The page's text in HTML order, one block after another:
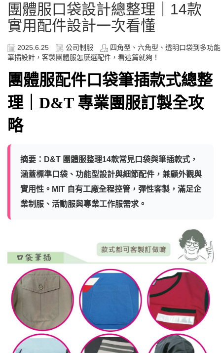
團體服口袋設計總整理｜14款
實用配件設計一次看懂
2025.6.25 公司制服
四角型、六角型、透明口袋到多功能
筆插設計，客製團體服怎麼選配件，看這篇就夠！
團體服配件口袋筆插款式總整
理｜D&T 專業團服訂製全攻
略
摘要 ：D&T 團體服整理14款常見口袋與筆插款式，
涵蓋標準口袋、功能型設計與細節配件，兼顧外觀與
實用性。MIT 自有工廠全程控管，彈性客製，滿足企
業制服、活動服與專業工作服需求。